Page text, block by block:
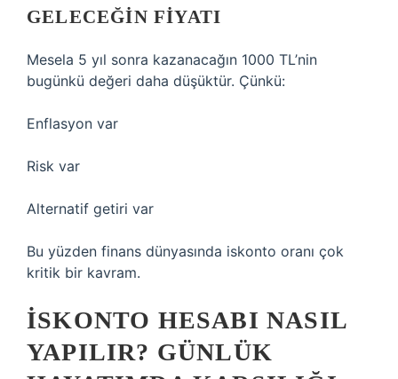
GELECEĞIN FIYATI
Mesela 5 yıl sonra kazanacağın 1000 TL’nin
bugünkü değeri daha düşüktür. Çünkü:
Enflasyon var
Risk var
Alternatif getiri var
Bu yüzden finans dünyasında iskonto oranı çok
kritik bir kavram.
İSKONTO HESABI NASIL
YAPILIR? GÜNLÜK